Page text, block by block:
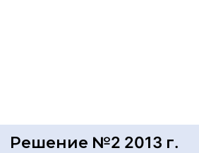
Решение №2 2013 г.